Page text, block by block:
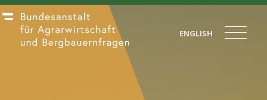
ENGLISH